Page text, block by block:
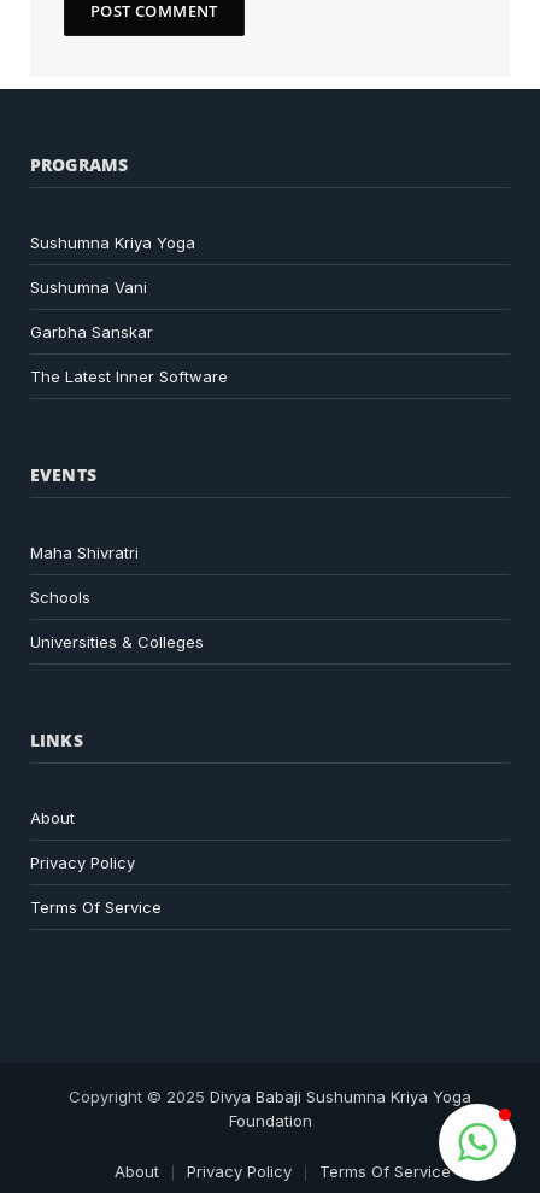
PROGRAMS
Sushumna Kriya Yoga
Sushumna Vani
Garbha Sanskar
The Latest Inner Software
EVENTS
Maha Shivratri
Schools
Universities & Colleges
LINKS
About
Privacy Policy
Terms Of Service
Copyright © 2025 Divya Babaji Sushumna Kriya Yoga
Foundation
About Privacy Policy Terms Of Service